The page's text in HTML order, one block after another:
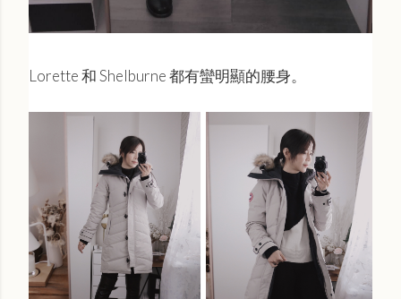
Lorette 和 Shelburne 都有蠻明顯的腰身。